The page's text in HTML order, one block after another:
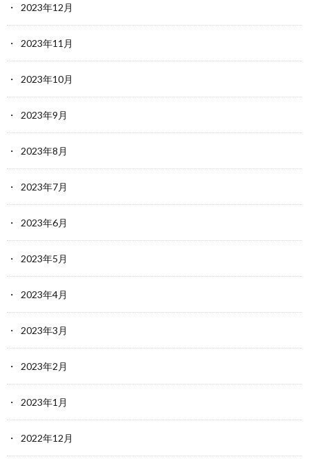
2023年12月
2023年11月
2023年10月
2023年9月
2023年8月
2023年7月
2023年6月
2023年5月
2023年4月
2023年3月
2023年2月
2023年1月
2022年12月